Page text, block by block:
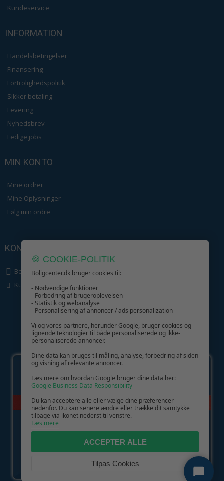
Kundeservice
INFORMATION
Handelsbetingelser
Finansering
Fortrolighedspolitik
Sikker betaling
Levering
Nyhedsbrev
Ledige jobs
MIN KONTO
Mine ordrer
Mine Oplysninger
Følg min ordre
KONTAKT OS
Boligcenter.dk
Kundeservice
GIV GLÆDE MED ET GAVEKORT!
🍪 COOKIE-POLITIK
Boligcenter.dk bruger cookies til:
- Nødvendige funktioner
- Forbedring af brugeroplevelsen
- Statistik og webanalyse
- Personalisering af annoncer / ads personalization
Vi og vores partnere, herunder Google, bruger cookies og
lignende teknologier til både personaliserede og ikke-
personaliserede annoncer.
Dine data kan bruges til måling, analyse, forbedring af siden
og visning af relevante annoncer.
Læs mere om hvordan Google bruger dine data her:
Google Business Data Responsibility
Du kan acceptere alle eller vælge dine præferencer
nedenfor. Du kan senere ændre eller trække dit samtykke
tilbage via ikonet nederst til venstre.
Læs mere
ACCEPTER ALLE
Tilpas Cookies